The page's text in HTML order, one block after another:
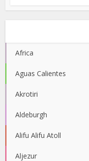
Africa
Aguas Calientes
Akrotiri
Aldeburgh
Alifu Alifu Atoll
Aljezur